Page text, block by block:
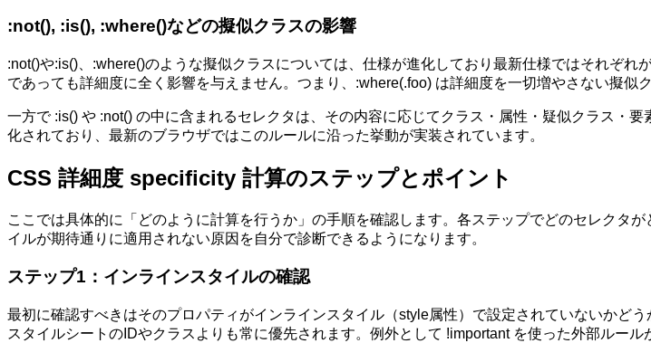
:not(), :is(), :where()などの擬似クラスの影響
:not()や:is()、:where()のような擬似クラスについては、仕様が進化しており最新仕様ではそれぞ
であっても詳細度に全く影響を与えません。つまり、:where(.foo) は詳細度を一切増やさない擬似ク
一方で :is() や :not() の中に含まれるセレクタは、その内容に応じてクラス・属性・疑似クラス・
化されており、最新のブラウザではこのルールに沿った挙動が実装されています。
CSS 詳細度 specificity 計算のステップとポイント
ここでは具体的に「どのように計算を行うか」の手順を確認します。各ステップでどのセレクタ
イルが期待通りに適用されない原因を自分で診断できるようになります。
ステップ1：インラインスタイルの確認
最初に確認すべきはそのプロパティがインラインスタイル（style属性）で設定されていないかど
スタイルシートのIDやクラスよりも常に優先されます。例外として !important を使った外部ルール